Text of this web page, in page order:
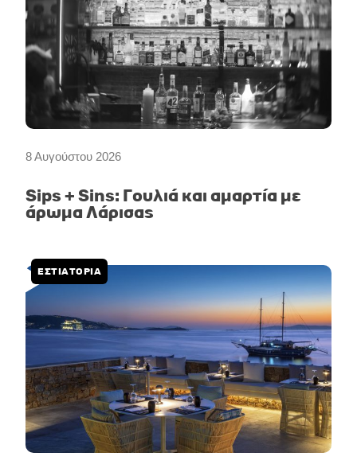
8 Αυγούστου 2026
Sips + Sins: Γουλιά και αμαρτία με
άρωμα Λάρισας
ΕΣΤΙΑΤΟΡΙΑ